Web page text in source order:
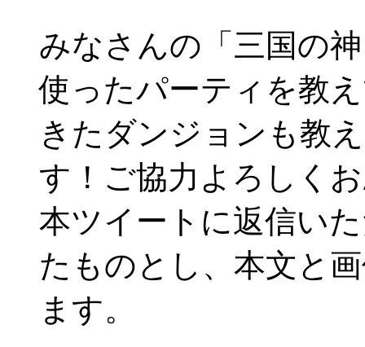
みなさんの「三国の
使ったパーティを教
きたダンジョンも教
す！ご協力よろしく
本ツイートに返信い
たものとし、本文と
ます。